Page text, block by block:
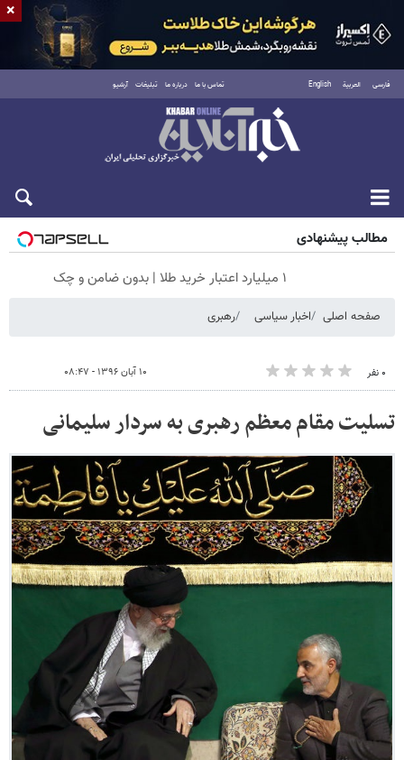
فارسی العربية English تماس با ما درباره ما تبلیغات آرشیو
جمعه ۱۶ مرداد ۱۴۰۵
مطالب پیشنهادی
۱ میلیارد اعتبار خرید طلا | بدون ضامن و چک
صفحه اصلی اخبار سیاسی رهبری
۰ نفر ۱۰ آبان ۱۳۹۶ - ۰۸:۴۷
تسلیت مقام معظم رهبری به سردار سلیمانی
×